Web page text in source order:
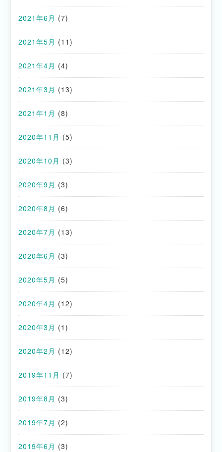
2021年6月 (7)
2021年5月 (11)
2021年4月 (4)
2021年3月 (13)
2021年1月 (8)
2020年11月 (5)
2020年10月 (3)
2020年9月 (3)
2020年8月 (6)
2020年7月 (13)
2020年6月 (3)
2020年5月 (5)
2020年4月 (12)
2020年3月 (1)
2020年2月 (12)
2019年11月 (7)
2019年8月 (3)
2019年7月 (2)
2019年6月 (3)